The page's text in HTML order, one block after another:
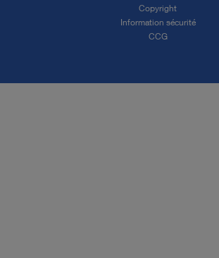
Copyright
Information sécurité
CCG